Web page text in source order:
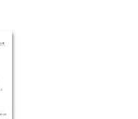
字配当など
，コピーし